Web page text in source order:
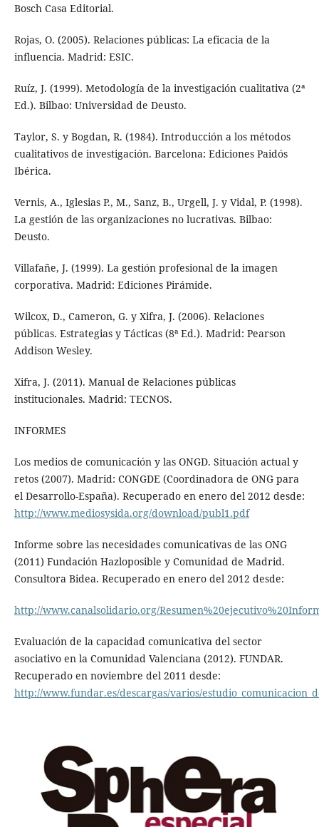
Bosch Casa Editorial.
Rojas, O. (2005). Relaciones públicas: La eficacia de la
influencia. Madrid: ESIC.
Ruíz, J. (1999). Metodología de la investigación cualitativa (2ª
Ed.). Bilbao: Universidad de Deusto.
Taylor, S. y Bogdan, R. (1984). Introducción a los métodos
cualitativos de investigación. Barcelona: Ediciones Paidós
Ibérica.
Vernis, A., Iglesias P., M., Sanz, B., Urgell, J. y Vidal, P. (1998).
La gestión de las organizaciones no lucrativas. Bilbao:
Deusto.
Villafañe, J. (1999). La gestión profesional de la imagen
corporativa. Madrid: Ediciones Pirámide.
Wilcox, D., Cameron, G. y Xifra, J. (2006). Relaciones
públicas. Estrategias y Tácticas (8ª Ed.). Madrid: Pearson
Addison Wesley.
Xifra, J. (2011). Manual de Relaciones públicas
institucionales. Madrid: TECNOS.
INFORMES
Los medios de comunicación y las ONGD. Situación actual y
retos (2007). Madrid: CONGDE (Coordinadora de ONG para
el Desarrollo-España). Recuperado en enero del 2012 desde:
http://www.mediosysida.org/download/publ1.pdf
Informe sobre las necesidades comunicativas de las ONG
(2011) Fundación Hazloposible y Comunidad de Madrid.
Consultora Bidea. Recuperado en enero del 2012 desde:
http://www.canalsolidario.org/
Evaluación de la capacidad comunicativa del sector
asociativo en la Comunidad Valenciana (2012). FUNDAR.
Recuperado en noviembre del 2011 desde:
http://www.fundar.es/descargas/varios/